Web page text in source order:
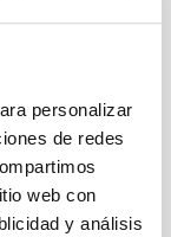
personalizar
de redes
web con
y análisis
de la mujer
Europea
científica donde
los comités de
Ha